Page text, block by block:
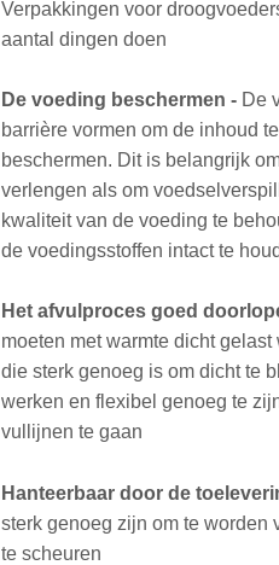
Verpakkingen voor
aantal dingen doen
De voeding beschermen - De
barrière vormen om de inhoud
beschermen. Dit is belangrijk
verlengen als om
kwaliteit van de voeding te
de voedingsstoffen intact te
Het afvulproces goed
moeten met warmte dicht
die sterk genoeg is om dicht te
werken en flexibel genoeg te
vullijnen te gaan
Hanteerbaar door de
sterk genoeg zijn om te worden
te scheuren